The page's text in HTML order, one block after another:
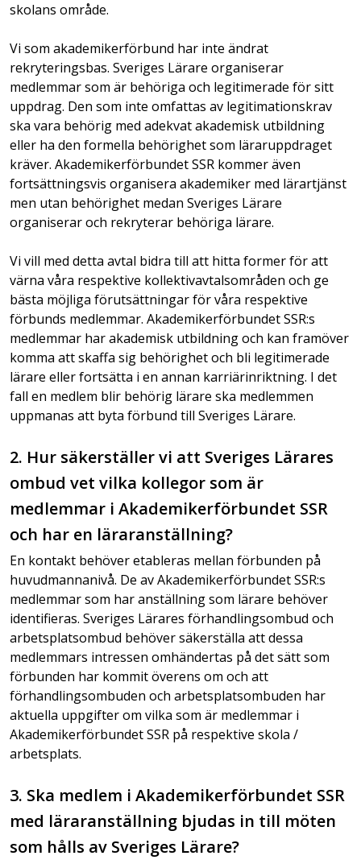
skolans område.
Vi som akademikerförbund har inte ändrat
rekryteringsbas. Sveriges Lärare organiserar
medlemmar som är behöriga och legitimerade för sitt
uppdrag. Den som inte omfattas av legitimationskrav
ska vara behörig med adekvat akademisk utbildning
eller ha den formella behörighet som läraruppdraget
kräver. Akademikerförbundet SSR kommer även
fortsättningsvis organisera akademiker med lärartjänst
men utan behörighet medan Sveriges Lärare
organiserar och rekryterar behöriga lärare.
Vi vill med detta avtal bidra till att hitta former för att
värna våra respektive kollektivavtalsområden och ge
bästa möjliga förutsättningar för våra respektive
förbunds medlemmar. Akademikerförbundet SSR:s
medlemmar har akademisk utbildning och kan framöver
komma att skaffa sig behörighet och bli legitimerade
lärare eller fortsätta i en annan karriärinriktning. I det
fall en medlem blir behörig lärare ska medlemmen
uppmanas att byta förbund till Sveriges Lärare.
2. Hur säkerställer vi att Sveriges Lärares
ombud vet vilka kollegor som är
medlemmar i Akademikerförbundet SSR
och har en läraranställning?
En kontakt behöver etableras mellan förbunden på
huvudmannanivå. De av Akademikerförbundet SSR:s
medlemmar som har anställning som lärare behöver
identifieras. Sveriges Lärares förhandlingsombud och
arbetsplatsombud behöver säkerställa att dessa
medlemmars intressen omhändertas på det sätt som
förbunden har kommit överens om och att
förhandlingsombuden och arbetsplatsombuden har
aktuella uppgifter om vilka som är medlemmar i
Akademikerförbundet SSR på respektive skola /
arbetsplats.
3. Ska medlem i Akademikerförbundet SSR
med läraranställning bjudas in till möten
som hålls av Sveriges Lärare?